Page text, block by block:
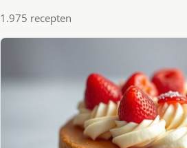
1.975 recepten